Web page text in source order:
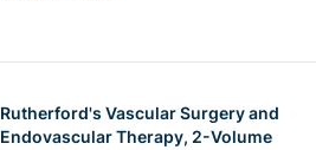
Rutherford's Vascular Surgery and
Endovascular Therapy, 2-Volume